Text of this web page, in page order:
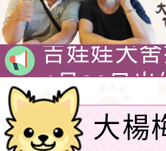
吉娃娃專
犬舍 。
吉娃娃犬
娃犬舍
4月30日出
吉娃娃有
警惕，動
1890年，
大楊